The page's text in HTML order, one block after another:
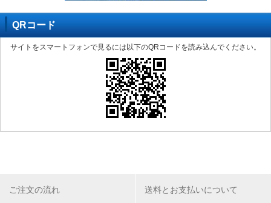
QRコード
サイトをスマートフォンで見るには以下のQRコードを読み込んでください。
ご注文の流れ 送料とお支払いについて